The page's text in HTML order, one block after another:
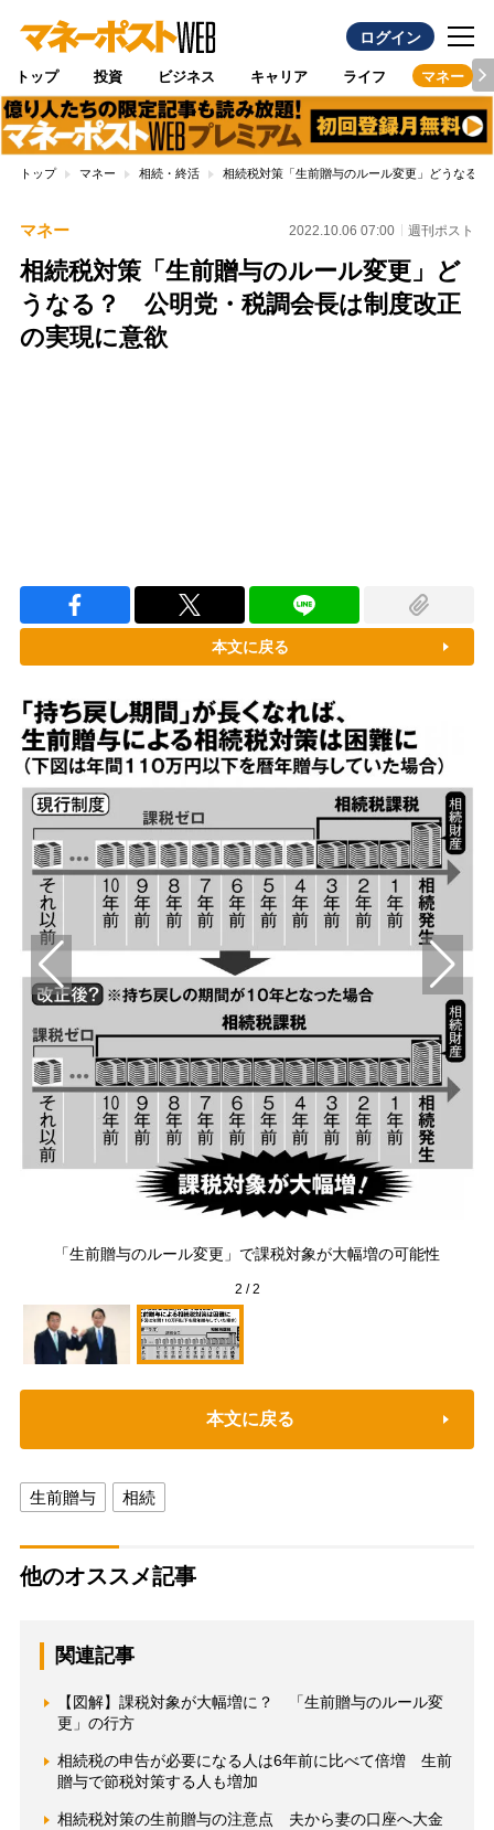
ログイン
トップ 投資 ビジネス キャリア ライフ マネー
トップ マネー 相続・終活 相続税対策「生前贈与のルール変更」どうなる
マネー 2022.10.06 07:00 週刊ポスト
相続税対策「生前贈与のルール変更」ど
うなる？ 公明党・税調会長は制度改正
の実現に意欲
本文に戻る
「生前贈与のルール変更」で課税対象が大幅増の可能性
2 /2
本文に戻る
生前贈与 相続
他のオススメ記事
関連記事
【図解】課税対象が大幅増に？ 「生前贈与のルール変
更」の行方
相続税の申告が必要になる人は6年前に比べて倍増 生前
贈与で節税対策する人も増加
相続税対策の生前贈与の注意点 夫から妻の口座へ大金